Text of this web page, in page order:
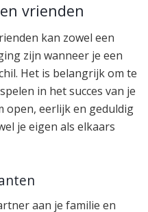
vrienden
kan zowel een
zijn wanneer je een
Het is belangrijk om te
in het succes van je
open, eerlijk en geduldig
je eigen als elkaars
aan je familie en